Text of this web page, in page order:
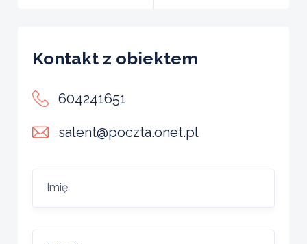
Kontakt z obiektem
604241651
salent@poczta.onet.pl